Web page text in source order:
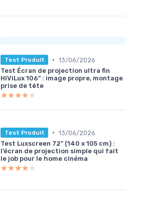
Test Produit • 13/06/2026
Test Écran de projection ultra fin
HiViLux 106" : image propre, montage
prise de tête
★★★★★
★★★★★
Test Produit • 13/06/2026
Test Luxscreen 72" (140 x 105 cm) :
l’écran de projection simple qui fait
le job pour le home cinéma
★★★★★
★★★★★